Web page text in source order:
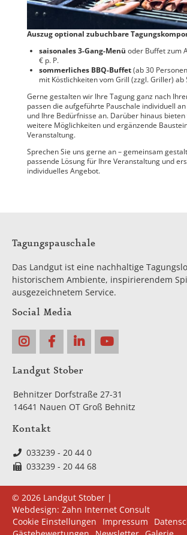
Auszug optional zubuchbare
saisonales 3-Gang-Menü oder Buffet zum
€ p. P.
sommerliches BBQ-Buffet (ab 30
mit Köstlichkeiten vom Grill (zzgl. Griller) ab
Gerne gestalten wir Ihre Tagung ganz nach
passen die aufgeführte Pauschale individuell
und Ihre Bedürfnisse an. Darüber hinaus
weitere Möglichkeiten und ergänzende
Veranstaltung.
Sprechen Sie uns gerne an – gemeinsam
passende Lösung für Ihre Veranstaltung und
individuelles Angebot.
Tagungspauschale
Das Landgut ist eine nachhaltige
historischem Ambiente, inspirierendem
ausgezeichnetem Service.
Social Media
Landgut Stober
Behnitzer Dorfstraße 27-31
14641 Nauen OT Groß Behnitz
Kontakt
033239 - 20 44 0
033239 - 20 44 68
© 2026 Landgut Stober |
Webdesign: Zahn Internet Consult
Navigation
Cookie Einstellungen Impressum